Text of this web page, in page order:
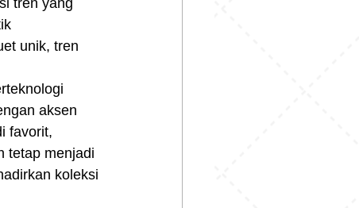
tren yang
unik, tren
aksen
favorit,
tetap menjadi
koleksi